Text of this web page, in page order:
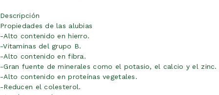
Descripción
Propiedades de las alubias
-Alto contenido en hierro.
-Vitaminas del grupo B.
-Alto contenido en fibra.
-Gran fuente de minerales como el potasio, el calcio y el zinc.
-Alto contenido en proteínas vegetales.
-Reducen el colesterol.